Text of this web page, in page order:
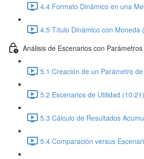
4.4 Formato Dinámico en una
4.5 Título Dinámico con Moneda
Análisis de Escenarios con Parámetros
5.1 Creación de un Parámetro
5.2 Escenarios de Utilidad (10:21)
5.3 Cálculo de Resultados
5.4 Comparación versus